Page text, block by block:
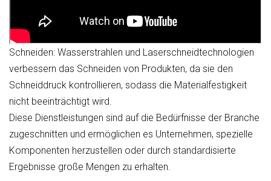
Schneiden: Wasserstrahlen und Laserschneidtechnologien
verbessern das Schneiden von Produkten, da sie den
Schneiddruck kontrollieren, sodass die Materialfestigkeit
nicht beeinträchtigt wird.
Diese Dienstleistungen sind auf die Bedürfnisse der Branche
zugeschnitten und ermöglichen es Unternehmen, spezielle
Komponenten herzustellen oder durch standardisierte
Ergebnisse große Mengen zu erhalten.